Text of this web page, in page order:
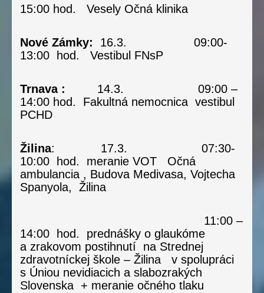
15:00 hod. Vesely Očná klinika
Nové Zámky:
16.3. 09:00-
13:00
hod. Vestibul FNsP
Trnava : 14.3. 09:00 –
14:00 hod. Fakultná nemocnica vestibul
PCHD
Žilina: 17.3. 07:30-
10:00 hod. meranie VOT Očná
ambulancia , Budova Medivasa, Vojtecha
Spanyola, Žilina
11:00 –
14:00 hod. prednášky o glaukóme
a zrakovom postihnutí na Strednej
zdravotníckej škole – Žilina v spolupráci
s Úniou nevidiacich a slabozrakých
Slovenska + meranie očného tlaku